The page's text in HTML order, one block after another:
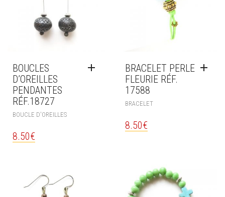
BOUCLES
D’OREILLES
PENDANTES
RÉF.18727
BOUCLE D'OREILLES
8.50€
BRACELET PERLE
FLEURIE RÉF.
17588
BRACELET
8.50€